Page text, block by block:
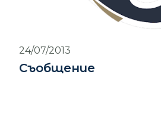
24/07/2013
Съобщение